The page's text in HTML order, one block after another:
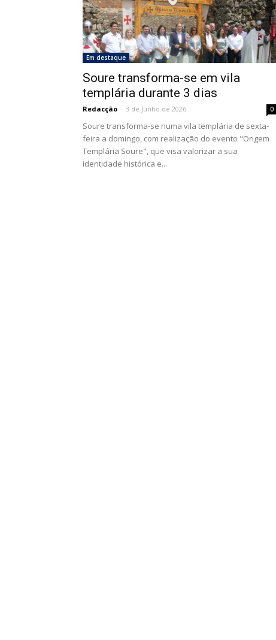
Em destaque
Soure transforma-se em vila
templária durante 3 dias
Redacção - 3 de Junho de 2026 0
Soure transforma-se numa vila templária de sexta-
feira a domingo, com realização do evento "Origem
Templária Soure", que visa valorizar a sua
identidade histórica e...